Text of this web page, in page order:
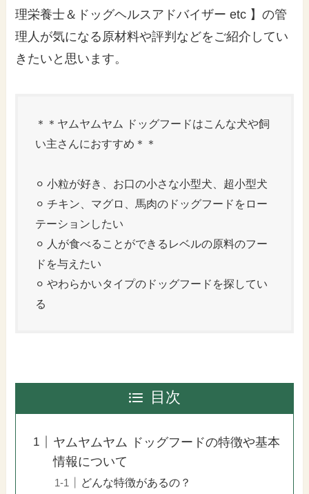
理栄養士＆ドッグヘルスアドバイザー etc 】の管
理人が気になる原材料や評判などをご紹介してい
きたいと思います。
＊＊ヤムヤムヤム ドッグフードはこんな犬や飼
い主さんにおすすめ＊＊
⚪︎ 小粒が好き、お口の小さな小型犬、超小型犬
⚪︎ チキン、マグロ、馬肉のドッグフードをロー
テーションしたい
⚪︎ 人が食べることができるレベルの原料のフー
ドを与えたい
⚪︎ やわらかいタイプのドッグフードを探してい
る
目次
ヤムヤムヤム ドッグフードの特徴や基本
情報について
どんな特徴があるの？